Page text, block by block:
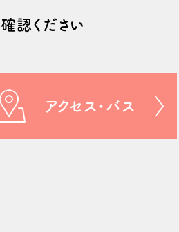
認ください
アクセス・バス